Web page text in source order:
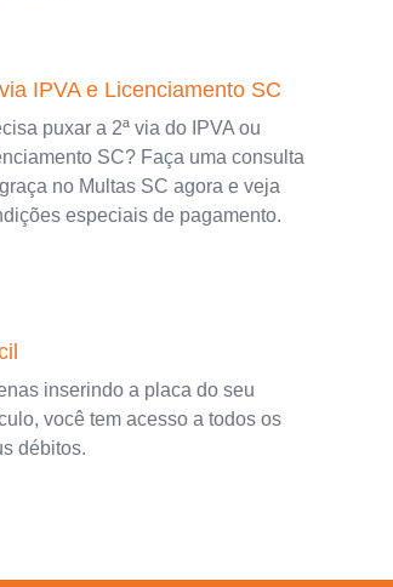
IPVA e Licenciamento SC
puxar a 2ª via do IPVA ou
SC? Faça uma consulta
no Multas SC agora e veja
especiais de pagamento.
inserindo a placa do seu
você tem acesso a todos os
débitos.